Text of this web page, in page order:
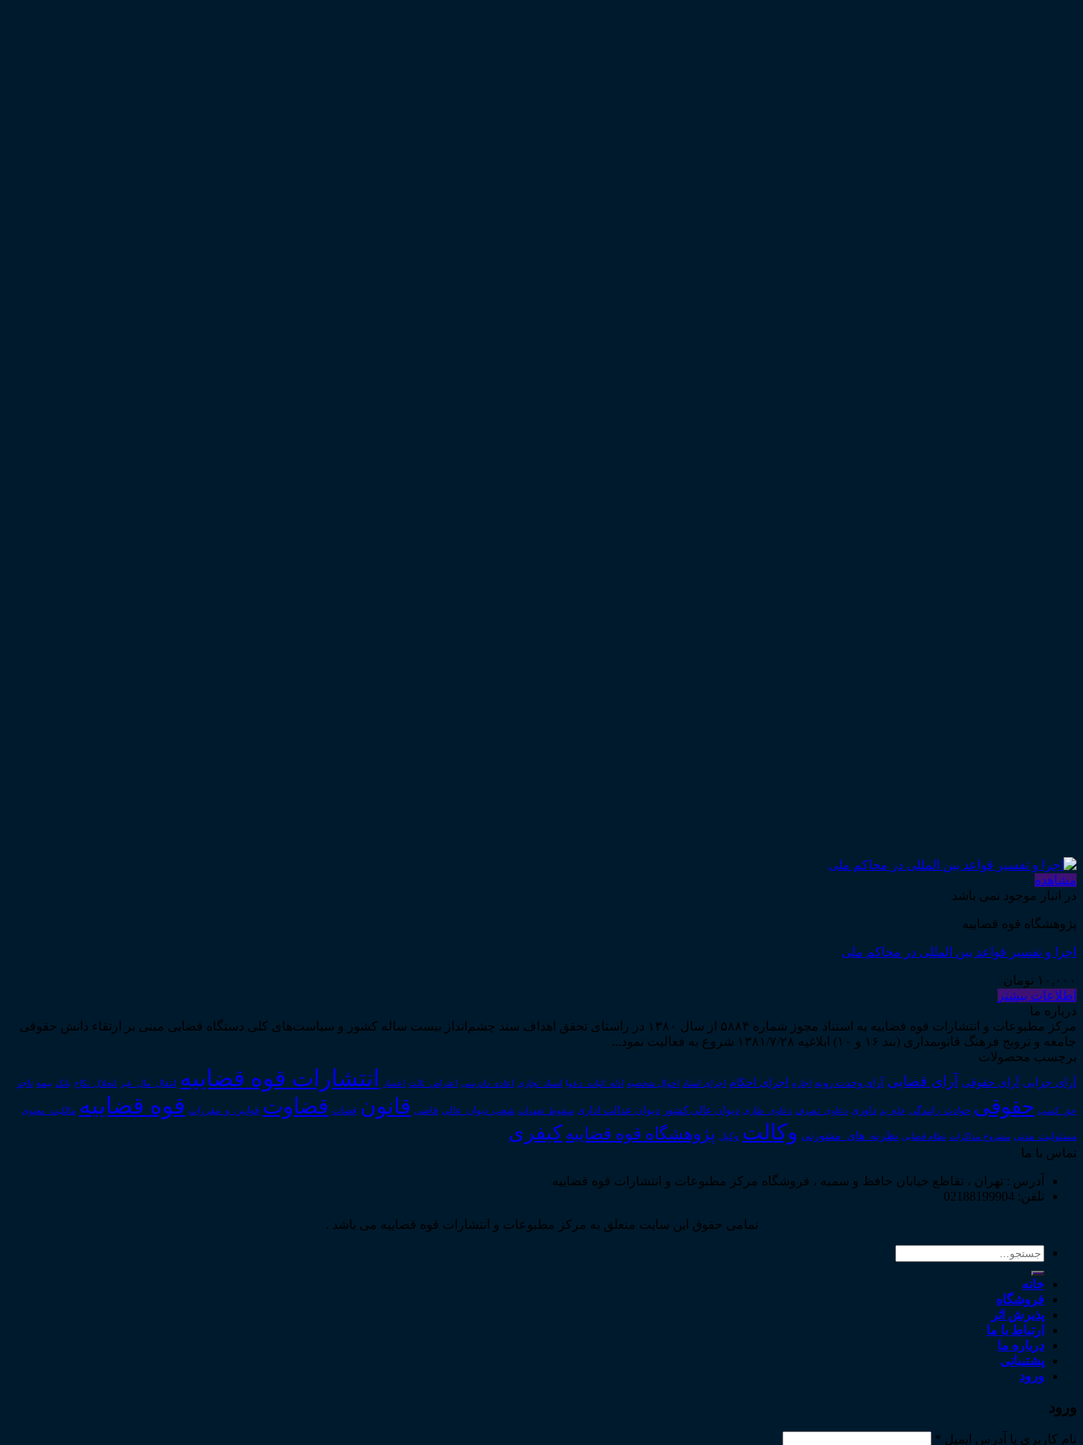
مشاهده
در انبار موجود نمی باشد
پژوهشگاه قوه قضاییه
اجرا و تفسیر قواعد بین المللی در محاکم ملی
۱۰,۰۰۰ تومان
اطلاعات بیشتر
درباره ما
مرکز مطبوعات و انتشارات قوه قضاییه به استناد مجوز شماره ۵۸۸۴ از سال ۱۳۸۰ در راستای تحقق اهداف سند چشم‌انداز بیست ساله کشور و سیاست‌های کلی دستگاه قضایی مبنی بر ارتقاء دانش حقوقی
جامعه و ترویج فرهنگ قانونمداری (بند ۱۶ و ۱۰) ابلاغیه ۱۳۸۱/۷/۲۸ شروع به فعالیت نمود...
برچسب محصولات
آرای جزایی آرای حقوقی آرای قضایی آرای وحدت رویه اجاره اجرای احکام اجرای اسناد احوال شخصیه ادله_اثبات_دعوا اسناد_تجاری اعاده_دادرسی اعتراض_ثالث اعسار انتشارات قوه قضاییه انتقال_مال_غیر انحلال_نکاح بانک بیمه تاجر
حق_کسب حقوقی حوادث_رانندگی خلع_ید داوری دعاوی_تصرف دعاوی_طاری دیوان عالی کشور دیوان عدالت اداری سقوط_تعهدات شعب_دیوان_عالی قاضی قانون قضات قضاوت قوانین_و_مقررات قوه قضاییه مالکیت_معنوی
مسئولیت_مدنی مشروح مذاکرات نظام قضایی نظریه_های_مشورتی وکالت وکیل پژوهشگاه قوه قضاییه کیفری
تماس با ما
آدرس : تهران ، تقاطع خیابان حافظ و سمیه ، فروشگاه مرکز مطبوعات و انتشارات قوه قضاییه
تلفن: 02188199904
تمامی حقوق این سایت متعلق به مرکز مطبوعات و انتشارات قوه قضاییه می باشد .
جستجو
خانه
فروشگاه
پذیرش اثر
ارتباط با ما
درباره ما
پشتیبانی
ورود
ورود
نام کاربری یا آدرس ایمیل *